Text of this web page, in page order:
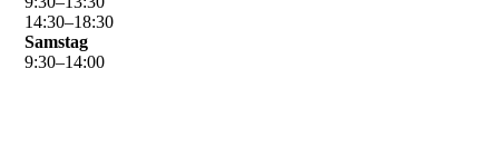
14:30–18:30
Samstag
9:30–14:00